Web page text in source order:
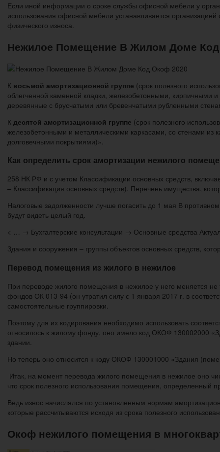
Если иной информации о сроке службы офисной мебели у
использования офисной мебели устанавливается
физического износа.
Нежилое Помещение В Жилом Доме
К восьмой амортизационной группе (срок полезного
облегченной каменной кладки, железобетонными,
деревянные с брусчатыми или бревенчатыми рубленными
К десятой амортизационной группе (срок полезного
железобетонными и металлическими каркасами, со стенами
долговечными покрытиями)».
Как определить срок амортизации нежилого
258 НК РФ и с учетом Классификации основных средств,
– Классификация основных средств). Перечень имущества,
Налоговые задолженности лучше погасить до 1 мая В
будут видеть целый год.
< … → Бухгалтерские консультации → Основные средства
Здания и сооружения – группы объектов основных средств,
Перевод помещения из жилого в нежилое
При переводе жилого помещения в нежилое у него меняется
фондов ОК 013-94 (он утратил силу с 1 января 2017 г. в
самостоятельные группировки.
Поэтому для их кодирования необходимо использовать
относилось к жилому фонду, оно имело код ОКОФ 130002000
здании.
Но теперь оно относится к коду ОКОФ 130001000 «Здания
Итак, на момент перевода жилого помещения в нежилое оно
что срок полезного использования помещения, определенный
Ведь износ начислялся по установленным нормам
которые рассчитываются исходя из срока полезного
Окоф нежилого помещения в